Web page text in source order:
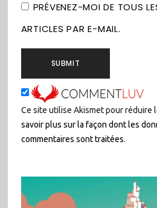
PRÉVENEZ-MOI DE TOUS
ARTICLES PAR E-MAIL.
Ce site utilise Akismet pour réduire
savoir plus sur la façon dont les
commentaires sont traitées.